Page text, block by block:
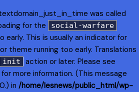
was called
for the social-warfare
early. This is usually an indicator for
theme running too early. Translations
init
action or later. Please see
for more information. (This message
in /home/lesnews/public_html/wp-